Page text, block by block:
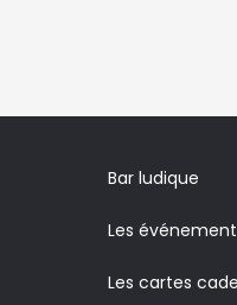
Bar ludique
Les
Les cartes